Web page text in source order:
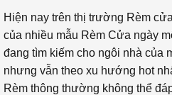
Hiện nay trên thị trường Rèm
của nhiều mẫu Rèm Cửa ngày
đang tìm kiếm cho ngôi nhà của
nhưng vẫn theo xu hướng hot
Rèm thông thường không thể